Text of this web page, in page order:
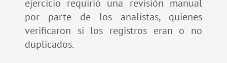
ejercicio requirió una revisión manual
por parte de los analistas, quienes
verificaron si los registros eran o no
duplicados.